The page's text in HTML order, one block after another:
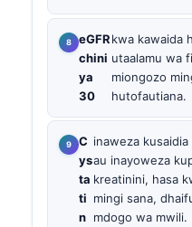
eGFR
chini
ya
30
kwa kawaida
utaalamu wa
miongozo
hutofautiana.
C
ys
ta
ti
n
inaweza
au inayoweza
kreatinini, hasa
mingi sana,
mdogo wa mwili.